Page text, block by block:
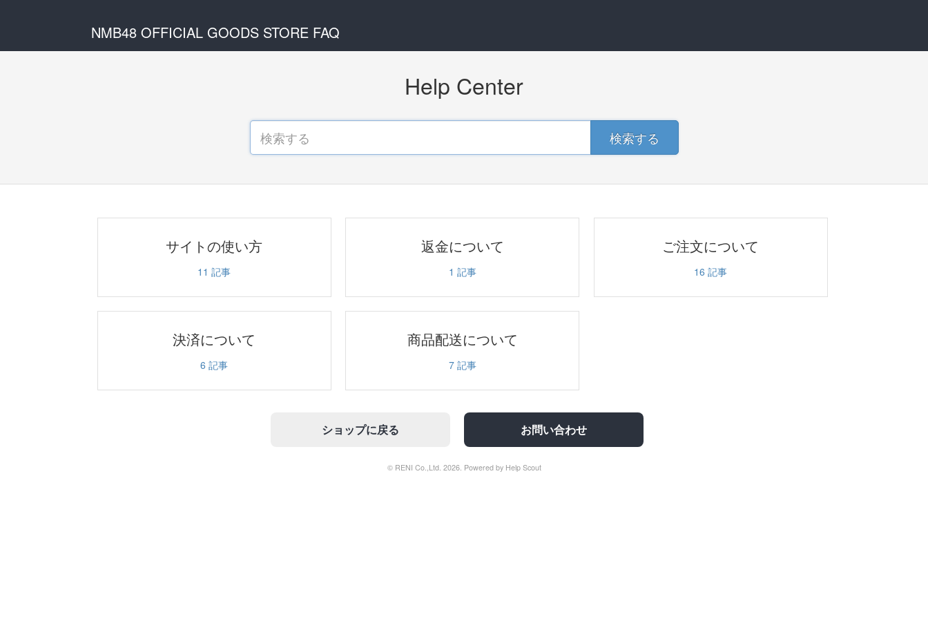
NMB48 OFFICIAL GOODS STORE FAQ
Help Center
検索する
サイトの使い方
11 記事
返金について
1 記事
ご注文について
16 記事
決済について
6 記事
商品配送について
7記事
お問い合わせ
ショップに戻る
© RENI Co.,Ltd. 2026. Powered by Help Scout